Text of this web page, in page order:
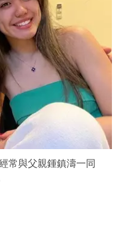
常與父親鍾鎮濤一同